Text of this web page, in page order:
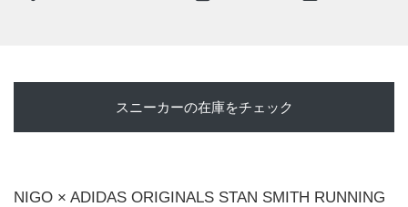
スニーカーの在庫をチェック
NIGO × ADIDAS ORIGINALS STAN SMITH RUNNING